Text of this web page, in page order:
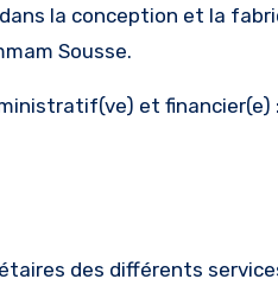
Sousse.
et financier(e) :
des différents